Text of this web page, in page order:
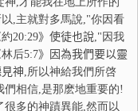
,主就對多馬說,"你因看
20:29》使徒也說,"因我
后5:7》因為我們要以靈
神,所以神給我們所啓
相信,是那麽地重要的!
多的神蹟異能,然而以